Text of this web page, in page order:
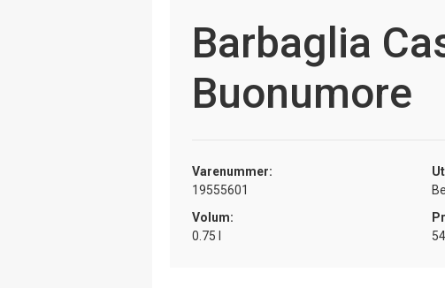
Barbaglia
Buonumore
Varenummer:
19555601
Volum:
0.75 l